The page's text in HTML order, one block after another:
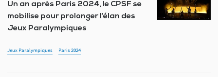
Un an après Paris 2024, le CPSF se
mobilise pour prolonger l’élan des
Jeux Paralympiques
Jeux Paralympiques Paris 2024